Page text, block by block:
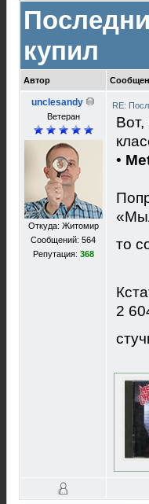
купил
Автор
unclesandy
Ветеран
Откуда: Житомир
Сообщений: 564
Репутация: 368
RE:
•
то
2